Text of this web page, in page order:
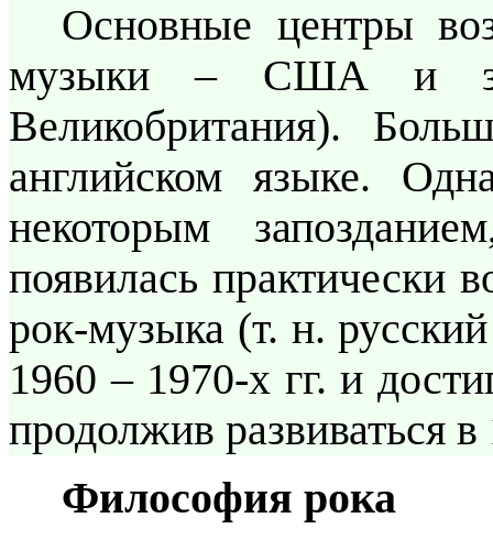
Основные центры
музыки – США и
Великобритания).
английском языке.
некоторым
появилась практически
рок-музыка (т. н.
1960 – 1970-х гг. и
продолжив развиваться
Философия рока